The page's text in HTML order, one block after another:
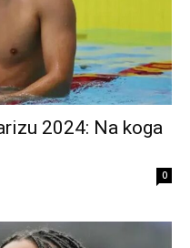
2024: Na koga
0